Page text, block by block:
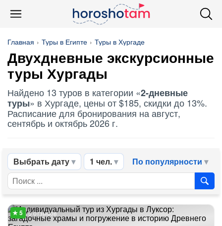
Главная Туры в Египте Туры в Хургаде
Двухдневные экскурсионные
туры Хургады
Найдено 13 туров в категории «2-дневные
туры» в Хургаде, цены от $185, скидки до 13%.
Расписание для бронирования на август,
сентябрь и октябрь 2026 г.
Выбрать дату 1 чел. По популярности
5 отзывов